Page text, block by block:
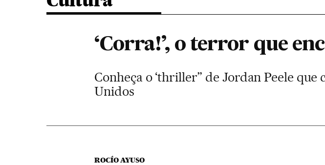
‘Corra!’, o terror que
Conheça o ‘thriller” de Jordan Peele
Unidos
ROCÍO AYUSO